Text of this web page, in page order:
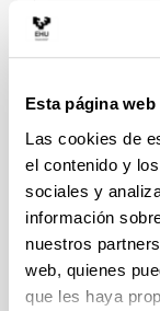
Esta página
Las cookies de
el contenido y
sociales y
información
nuestros
web, quienes
que les haya